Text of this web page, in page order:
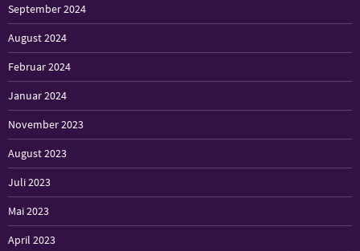
September 2024
August 2024
Februar 2024
Januar 2024
November 2023
August 2023
Juli 2023
Mai 2023
April 2023